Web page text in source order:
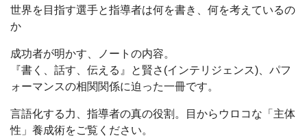
世界を目指す選手と指導者は何を書き、何を考えているの
か
成功者が明かす、ノートの内容。
『書く、話す、伝える』と賢さ(インテリジェンス)、パフ
ォーマンスの相関関係に迫った一冊です。
言語化する力、指導者の真の役割。目からウロコな「主体
性」養成術をご覧ください。